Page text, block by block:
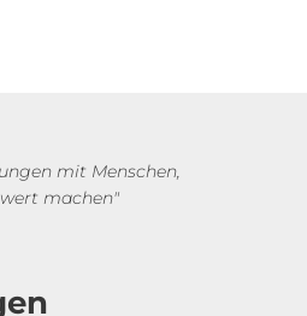
mit Menschen,
machen"